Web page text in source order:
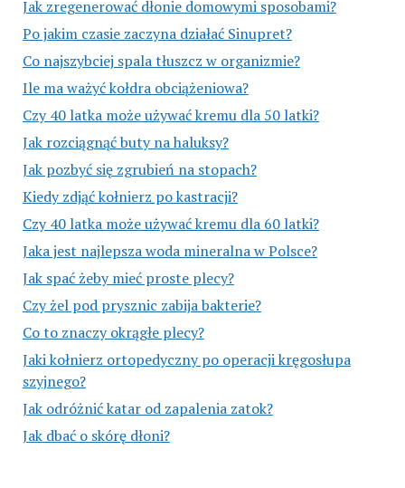
Jak zregenerować dłonie domowymi sposobami?
Po jakim czasie zaczyna działać Sinupret?
Co najszybciej spala tłuszcz w organizmie?
Ile ma ważyć kołdra obciążeniowa?
Czy 40 latka może używać kremu dla 50 latki?
Jak rozciągnąć buty na haluksy?
Jak pozbyć się zgrubień na stopach?
Kiedy zdjąć kołnierz po kastracji?
Czy 40 latka może używać kremu dla 60 latki?
Jaka jest najlepsza woda mineralna w Polsce?
Jak spać żeby mieć proste plecy?
Czy żel pod prysznic zabija bakterie?
Co to znaczy okrągłe plecy?
Jaki kołnierz ortopedyczny po operacji kręgosłupa
szyjnego?
Jak odróżnić katar od zapalenia zatok?
Jak dbać o skórę dłoni?